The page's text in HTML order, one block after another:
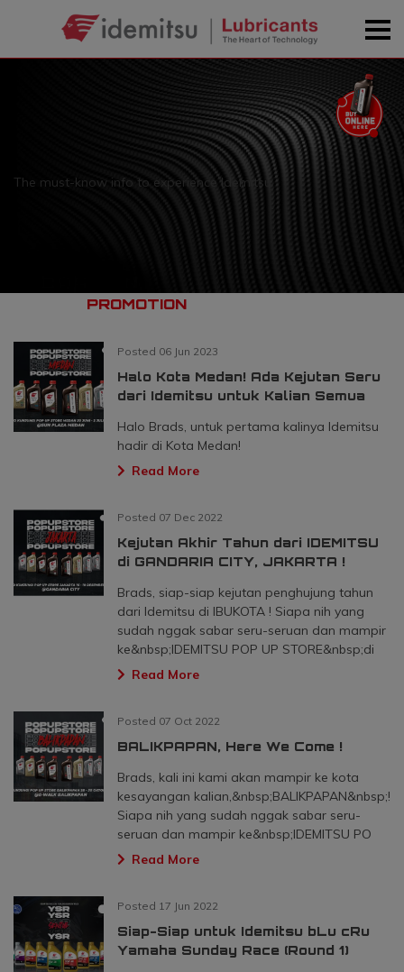
The must-know info to experience Idemitsu
PROMOTION
Posted 06 Jun 2023
Halo Kota Medan! Ada Kejutan Seru
dari Idemitsu untuk Kalian Semua
Halo Brads, untuk pertama kalinya Idemitsu
hadir di Kota Medan!
Read More
Posted 07 Dec 2022
Kejutan Akhir Tahun dari IDEMITSU
di GANDARIA CITY, JAKARTA !
Brads, siap-siap kejutan penghujung tahun
dari Idemitsu di IBUKOTA ! Siapa nih yang
sudah nggak sabar seru-seruan dan mampir
ke&nbsp;IDEMITSU POP UP STORE&nbsp;di
Read More
Posted 07 Oct 2022
BALIKPAPAN, Here We Come !
Brads, kali ini kami akan mampir ke kota
kesayangan kalian,&nbsp;BALIKPAPAN&nbsp;!
Siapa nih yang sudah nggak sabar seru-
seruan dan mampir ke&nbsp;IDEMITSU PO
Read More
Posted 17 Jun 2022
Siap-Siap untuk Idemitsu bLu cRu
Yamaha Sunday Race (Round 1)